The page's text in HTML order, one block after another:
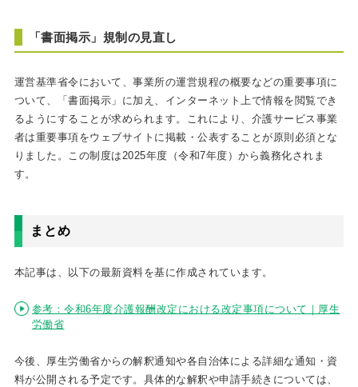
「書面掲示」規制の見直し
運営基準省令において、事業所の運営規程の概要などの重要事項に
ついて、「書面掲示」に加え、インターネット上で情報を閲覧でき
るようにすることが求められます。これにより、介護サービス事業
者は重要事項をウェブサイトに掲載・公表することが原則必須とな
りました。この制度は2025年度（令和7年度）から義務化されま
す。
まとめ
本記事は、以下の最新資料を基に作成されています。
参考：令和6年度介護報酬改定における改定事項について｜厚生
労働省
今後、厚生労働省からの解釈通知や各自治体による詳細な通知・資
料が公開される予定です。具体的な解釈や申請手続きについては、